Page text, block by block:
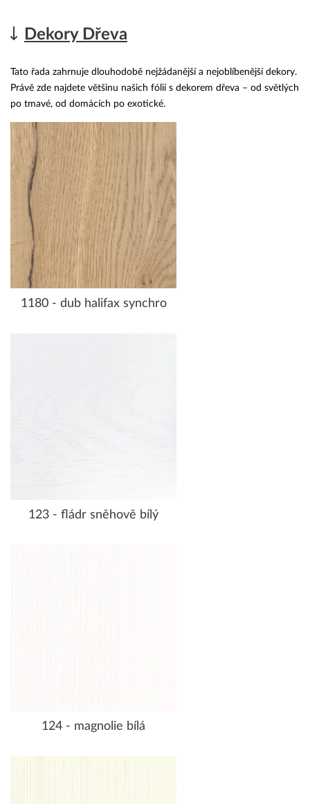
Dekory Dřeva
Tato řada zahrnuje dlouhodobě nejžádanější a nejoblíbenější dekory.
Právě zde najdete většinu našich fólií s dekorem dřeva – od světlých
po tmavé, od domácích po exotické.
1180 - dub halifax synchro
123 - fládr sněhově bílý
124 - magnolie bílá